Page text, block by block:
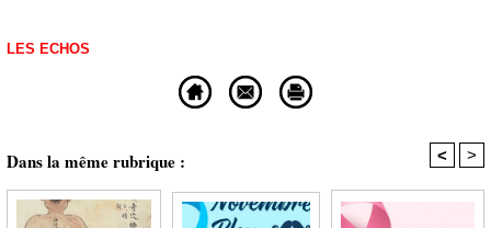
LES ECHOS
Dans la même rubrique : < >